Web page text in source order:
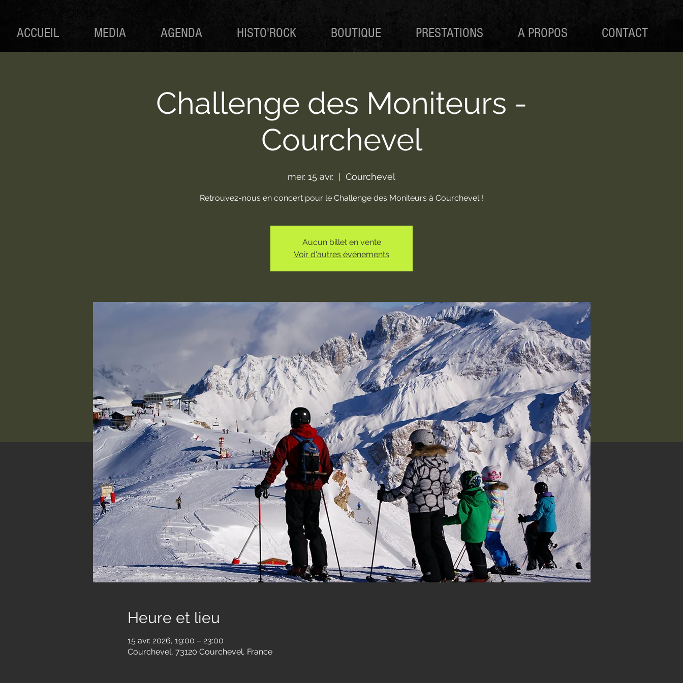
ACCUEIL MEDIA AGENDA HISTO'ROCK BOUTIQUE PRESTATIONS A PROPOS CONTACT
Challenge des Moniteurs -
Courchevel
mer. 15 avr. Courchevel
Retrouvez-nous en concert pour le Challenge des Moniteurs à Courchevel !
Aucun billet en vente
Voir d'autres événements
Heure et lieu
15 avr. 2026, 19:00 – 23:00
Courchevel, 73120 Courchevel, France